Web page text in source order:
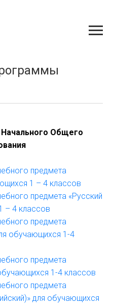
Общего
предмета
1 – 4 классов
предмета «Русский
– 4 классов
предмета
обучающихся 1-4
предмета
1-4 классов
предмета
для обучающихся